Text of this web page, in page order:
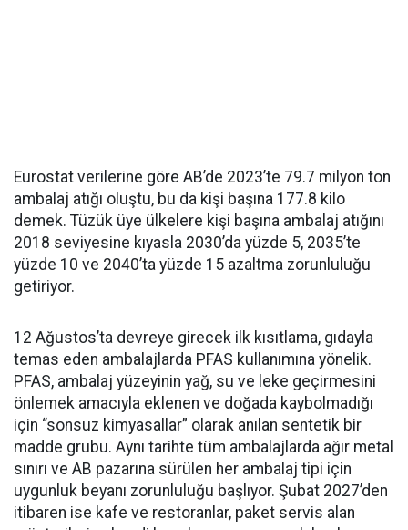
Eurostat verilerine göre AB’de 2023’te 79.7 milyon ton
ambalaj atığı oluştu, bu da kişi başına 177.8 kilo
demek. Tüzük üye ülkelere kişi başına ambalaj atığını
2018 seviyesine kıyasla 2030’da yüzde 5, 2035’te
yüzde 10 ve 2040’ta yüzde 15 azaltma zorunluluğu
getiriyor.
12 Ağustos’ta devreye girecek ilk kısıtlama, gıdayla
temas eden ambalajlarda PFAS kullanımına yönelik.
PFAS, ambalaj yüzeyinin yağ, su ve leke geçirmesini
önlemek amacıyla eklenen ve doğada kaybolmadığı
için “sonsuz kimyasallar” olarak anılan sentetik bir
madde grubu. Aynı tarihte tüm ambalajlarda ağır metal
sınırı ve AB pazarına sürülen her ambalaj tipi için
uygunluk beyanı zorunluluğu başlıyor. Şubat 2027’den
itibaren ise kafe ve restoranlar, paket servis alan